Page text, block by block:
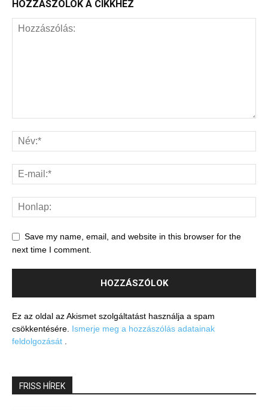
HOZZÁSZÓLOK A CIKKHEZ
Save my name, email, and website in this browser for the
next time I comment.
Ez az oldal az Akismet szolgáltatást használja a spam
csökkentésére. Ismerje meg a hozzászólás adatainak
feldolgozását
FRISS HÍREK